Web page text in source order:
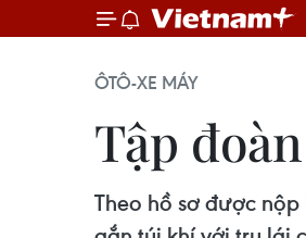
ÔTÔ-XE MÁY
Tập
Theo hồ sơ được